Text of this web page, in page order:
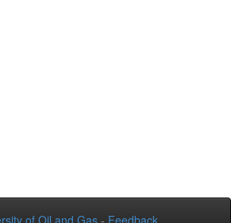
of Oil and Gas - Feedback